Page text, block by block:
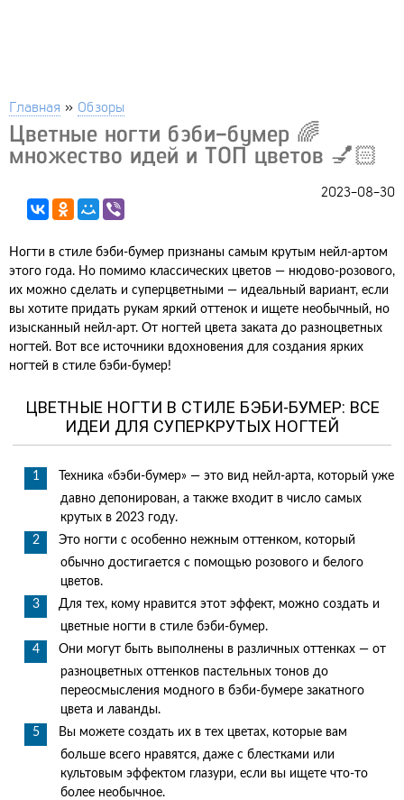
Главная » Обзоры
Цветные ногти бэби-бумер 🌈
множество идей и ТОП цветов 💅🏻
2023-08-30
Ногти в стиле бэби-бумер признаны самым крутым нейл-артом
этого года. Но помимо классических цветов — нюдово-розового,
их можно сделать и суперцветными — идеальный вариант, если
вы хотите придать рукам яркий оттенок и ищете необычный, но
изысканный нейл-арт. От ногтей цвета заката до разноцветных
ногтей. Вот все источники вдохновения для создания ярких
ногтей в стиле бэби-бумер!
ЦВЕТНЫЕ НОГТИ В СТИЛЕ БЭБИ-БУМЕР: ВСЕ
ИДЕИ ДЛЯ СУПЕРКРУТЫХ НОГТЕЙ
Техника «бэби-бумер» — это вид нейл-арта, который уже
давно депонирован, а также входит в число самых
крутых в 2023 году.
Это ногти с особенно нежным оттенком, который
обычно достигается с помощью розового и белого
цветов.
Для тех, кому нравится этот эффект, можно создать и
цветные ногти в стиле бэби-бумер.
Они могут быть выполнены в различных оттенках — от
разноцветных оттенков пастельных тонов до
переосмысления модного в бэби-бумере закатного
цвета и лаванды.
Вы можете создать их в тех цветах, которые вам
больше всего нравятся, даже с блестками или
культовым эффектом глазури, если вы ищете что-то
более необычное.